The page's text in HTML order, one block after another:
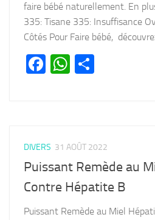
faire bébé naturellement. En
335: Tisane 335: Insuffisance
Côtés Pour Faire bébé,
Facebook
WhatsApp
DIVERS 31 AOÛT 2022
Puissant Remède au
Contre Hépatite B
Puissant Remède au Miel